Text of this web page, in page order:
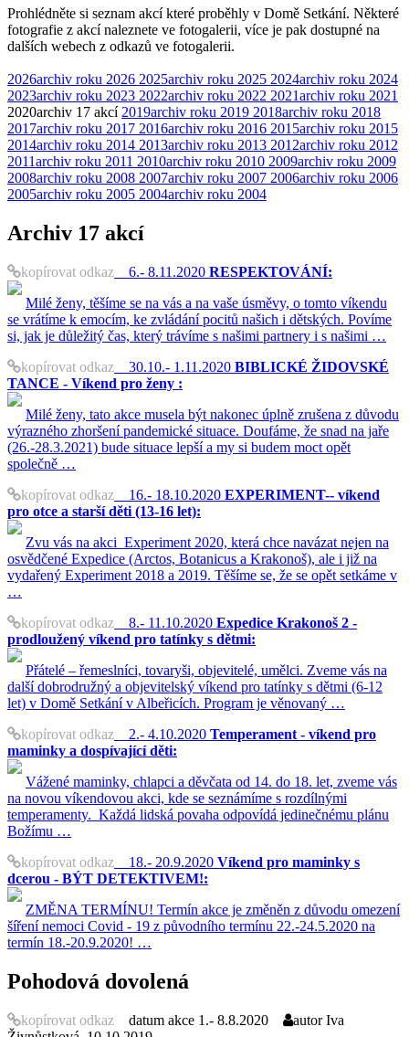
Prohlédněte si seznam akcí které proběhly v Domě Setkání. Některé
fotografie z akcí naleznete ve fotogalerii, více je pak dostupné na
dalších webech z odkazů ve fotogalerii.
2026archiv roku 2026 2025archiv roku 2025 2024archiv roku 2024
2023archiv roku 2023 2022archiv roku 2022 2021archiv roku 2021
2020archiv 17 akcí 2019archiv roku 2019 2018archiv roku 2018
2017archiv roku 2017 2016archiv roku 2016 2015archiv roku 2015
2014archiv roku 2014 2013archiv roku 2013 2012archiv roku 2012
2011archiv roku 2011 2010archiv roku 2010 2009archiv roku 2009
2008archiv roku 2008 2007archiv roku 2007 2006archiv roku 2006
2005archiv roku 2005 2004archiv roku 2004
Archiv 17 akcí
kopírovat odkaz 6.- 8.11.2020 RESPEKTOVÁNÍ:
Milé ženy, těšíme se na vás a na vaše úsměvy, o tomto víkendu
se vrátíme k emocím, ke zvládání pocitů našich i dětských. Povíme
si, jak je důležitý čas, který trávíme s našimi partnery i s našimi …
kopírovat odkaz 30.10.- 1.11.2020 BIBLICKÉ ŽIDOVSKÉ
TANCE - Víkend pro ženy :
Milé ženy, tato akce musela být nakonec úplně zrušena z důvodu
výrazného zhoršení pandemické situace. Doufáme, že snad na jaře
(26.-28.3.2021) bude situace lepší a my si budem moct opět
společně …
kopírovat odkaz 16.- 18.10.2020 EXPERIMENT-- víkend
pro otce a starší děti (13-16 let):
Zvu vás na akci Experiment 2020, která chce navázat nejen na
osvědčené Expedice (Arctos, Botanicus a Krakonoš), ale i již na
vydařený Experiment 2018 a 2019. Těšíme se, že se opět setkáme v
…
kopírovat odkaz 8.- 11.10.2020 Expedice Krakonoš 2 -
prodloužený víkend pro tatínky s dětmi:
Přátelé – řemeslníci, tovaryši, objevitelé, umělci. Zveme vás na
další dobrodružný a objevitelský víkend pro tatínky s dětmi (6-12
let) v Domě Setkání v Albeřicích. Program je věnovaný …
kopírovat odkaz 2.- 4.10.2020 Temperament - víkend pro
maminky a dospívající děti:
Vážené maminky, chlapci a děvčata od 14. do 18. let, zveme vás
na novou víkendovou akci, kde se seznámíme s rozdílnými
temperamenty. Každá lidská povaha odpovídá jedinečnému plánu
Božímu …
kopírovat odkaz 18.- 20.9.2020 Víkend pro maminky s
dcerou - BÝT DETEKTIVEM!:
ZMĚNA TERMÍNU! Termín akce je změněn z důvodu omezení
šíření nemoci Covid - 19 z původního termínu 22.-24.5.2020 na
termín 18.-20.9.2020! …
Pohodová dovolená
kopírovat odkaz datum akce 1.- 8.8.2020 autorIva